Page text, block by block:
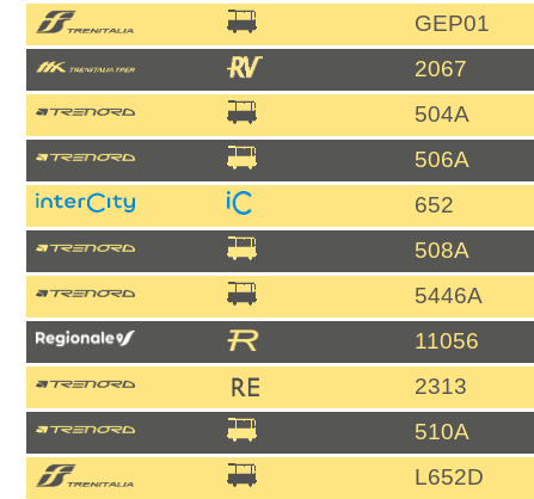
GEP01
2067
504A
506A
652
508A
5446A
11056
2313
510A
L652D